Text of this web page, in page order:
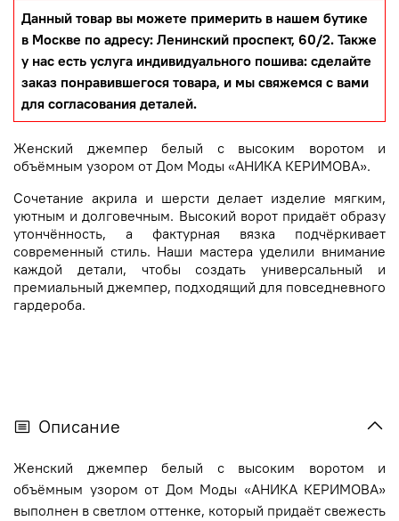
Данный товар вы можете примерить в нашем бутике
в Москве по адресу: Ленинский проспект, 60/2. Также
у нас есть услуга индивидуального пошива: сделайте
заказ понравившегося товара, и мы свяжемся с вами
для согласования деталей.
Женский джемпер белый с высоким воротом и
объёмным узором от Дом Моды «АНИКА КЕРИМОВА».
Сочетание акрила и шерсти делает изделие мягким,
уютным и долговечным. Высокий ворот придаёт образу
утончённость, а фактурная вязка подчёркивает
современный стиль. Наши мастера уделили внимание
каждой детали, чтобы создать универсальный и
премиальный джемпер, подходящий для повседневного
гардероба.
Описание
Женский джемпер белый с высоким воротом и
объёмным узором от Дом Моды «АНИКА КЕРИМОВА»
выполнен в светлом оттенке, который придаёт свежесть